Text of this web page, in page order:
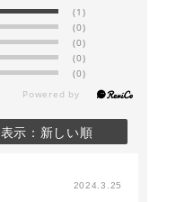
(1)
(0)
(0)
(0)
(0)
表示：新しい順
2024.3.25